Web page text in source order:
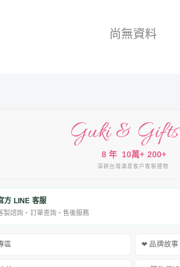
尚無資料
Guki & Gifts
8 年
深耕台灣
10萬+
滿意客戶
200+
客製禮物
方 LINE 客服
製諮詢・訂單查詢・售後服務
區 ❤ 品牌故事